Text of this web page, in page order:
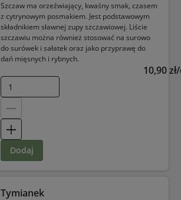
Szczaw ma orzeźwiający, kwaśny smak, czasem
z cytrynowym posmakiem. Jest podstawowym
składnikiem sławnej zupy szczawiowej. Liście
szczawiu można również stosować na surowo
do surówek i sałatek oraz jako przyprawę do
dań mięsnych i rybnych.
10,90
dodaj
Tymianek